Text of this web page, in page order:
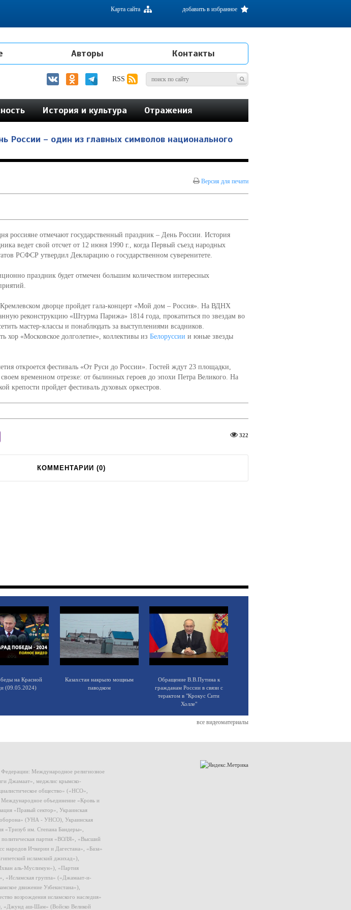
добавить в избранное
Карта сайта
Авторы Контакты
RSS
История и культура Отражения
России – один из главных символов национального
Версия для печати
россияне отмечают государственный праздник – День России. История
ведет свой отсчет от 12 июня 1990 г., когда Первый съезд народных
РСФСР утвердил Декларацию о государственном суверенитете.
праздник будет отмечен большим количеством интересных
дворце пройдет гала-концерт «Мой дом – Россия». На ВДНХ
реконструкцию «Штурма Парижа» 1814 года, прокатиться по звездам во
мастер-классы и понаблюдать за выступлениями всадников.
хор «Московское долголетие», коллективы из Белоруссии и юные звезды
откроется фестиваль «От Руси до России». Гостей ждут 23 площадки,
своем временном отрезке: от былинных героев до эпохи Петра Великого. На
крепости пройдет фестиваль духовых оркестров.
322
КОММЕНТАРИИ (0)
на Красной
(09.05.2024)
Казахстан накрыло мощным
паводком
Обращение В.В.Путина к
гражданам России в связи с
терактом в "Крокус Сити
Холле"
все видеоматериалы
Федерации: Международное религиозное
Джамаат», меджлис крымско-
общество» («НСО»,
объединение «Кровь и
«Правый сектор», Украинская
(УНА - УНСО), Украинская
«Тризуб им. Степана Бандеры»,
партия «ВОЛЯ», «Высший
народов Ичкерии и Дагестана», «База»
исламский джихад»),
аль-Муслимун»), «Партия
«Исламская группа» («Джамаат-и-
движение Узбекистана»),
возрождения исламского наследия»
«Джунд аш-Шам» (Войско Великой